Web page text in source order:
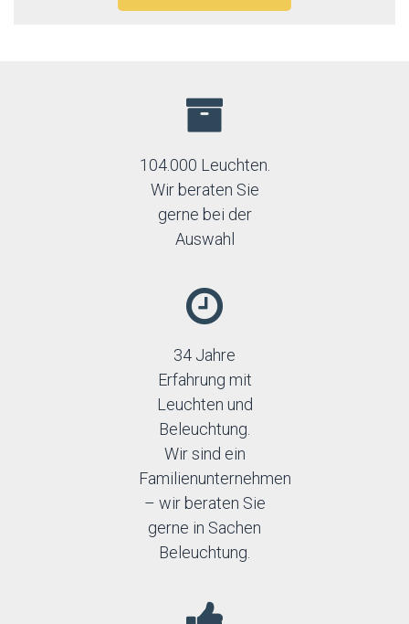
104.000 Leuchten.
Wir beraten Sie
gerne bei der
Auswahl
34 Jahre
Erfahrung mit
Leuchten und
Beleuchtung.
Wir sind ein
Familienunternehmen
– wir beraten Sie
gerne in Sachen
Beleuchtung.